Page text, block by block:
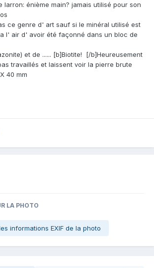
larron: énième main? jamais utilisé pour son
ce genre d' art sauf si le minéral utilisé est
l' air d' avoir été façonné dans un bloc de
et de ...... [b]Biotite! [/b]Heureusement
travaillés et laissent voir la pierre brute
40 mm
LA PHOTO
informations EXIF de la photo